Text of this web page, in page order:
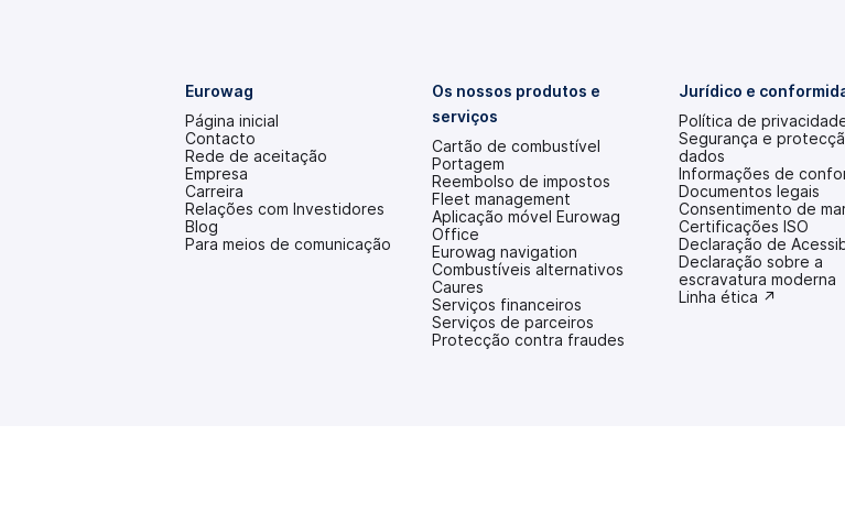
Eurowag
Página inicial
Contacto
Rede de aceitação
Empresa
Carreira
Relações com Investidores
(abre
num
Blog
Para meios de comunicação
Os nossos produtos e
serviços
Cartão de combustível
Portagem
Reembolso de impostos
Fleet management
Aplicação móvel Eurowag
Office
Eurowag navigation
Combustíveis alternativos
Caures
Serviços financeiros
Serviços de parceiros
Protecção contra fraudes
Jurídico e
Política de
Segurança e
dados
Informações de
Documentos legais
Consentimento de
Certificações ISO
Declaração de
(abre
num
novo
Declaração sobre a
escravatura moderna
(abre
Linha ética ↗